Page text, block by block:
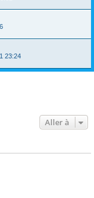
23:24
Aller à